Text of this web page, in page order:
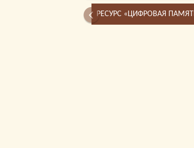
РЕСУРС «ЦИФРОВАЯ